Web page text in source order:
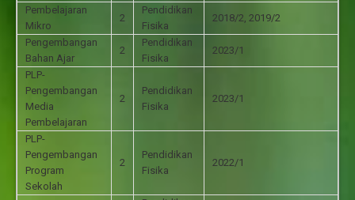
Pembelajaran
Mikro
2
Pendidikan
Fisika
2018/2, 2019/2
Pengembangan
Bahan Ajar
2
Pendidikan
Fisika
2023/1
PLP-
Pengembangan
Media
Pembelajaran
2
Pendidikan
Fisika
2023/1
PLP-
Pengembangan
Program
Sekolah
2
Pendidikan
Fisika
2022/1